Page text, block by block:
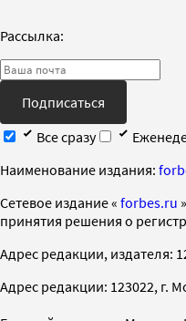
Рассылка:
Подписаться
Все сразу
Наименование издания:
Cетевое издание « forbes.ru
принятия решения о
Адрес редакции, издателя:
Адрес редакции: 123022, г.